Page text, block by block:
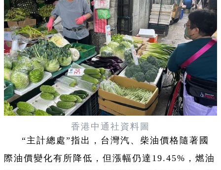
香港中通社資料圖
“主計總處”指出，台灣汽、柴油價格隨著國
際油價變化有所降低，但漲幅仍達19.45%，燃油